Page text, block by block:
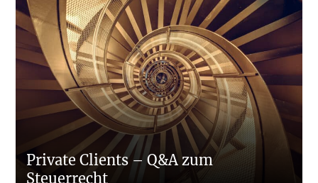
Private Clients – Q&A zum
Steuerrecht